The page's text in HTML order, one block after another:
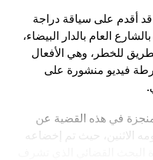
أقدم على سياقة دراجة
العام بالدار البيضاء،
للخطر، وهي الأفعال
فيديو منشورة على
في هذه القضية عن
الاثنين، حيث تم إخضاعه